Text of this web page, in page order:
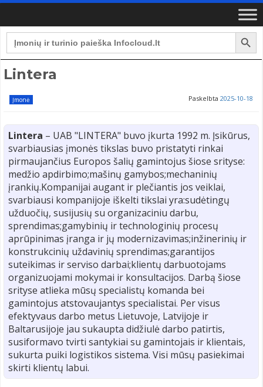
Search
for:
Search Button
Lintera
Įmonė Paskelbta 2025-10-18
Lintera – UAB "LINTERA" buvo įkurta 1992 m. Įsikūrus,
svarbiausias įmonės tikslas buvo pristatyti rinkai
pirmaujančius Europos šalių gamintojus šiose srityse:
medžio apdirbimo;mašinų gamybos;mechaninių
įrankių.Kompanijai augant ir plečiantis jos veiklai,
svarbiausi kompanijoje iškelti tikslai yra:sudėtingų
užduočių, susijusių su organizaciniu darbu,
sprendimas;gamybinių ir technologinių procesų
aprūpinimas įranga ir jų modernizavimas;inžinerinių ir
konstrukcinių uždavinių sprendimas;garantijos
suteikimas ir serviso darbai;klientų darbuotojams
organizuojami mokymai ir konsultacijos. Darbą šiose
srityse atlieka mūsų specialistų komanda bei
gamintojus atstovaujantys specialistai. Per visus
efektyvaus darbo metus Lietuvoje, Latvijoje ir
Baltarusijoje jau sukaupta didžiulė darbo patirtis,
susiformavo tvirti santykiai su gamintojais ir klientais,
sukurta puiki logistikos sistema. Visi mūsų pasiekimai
skirti klientų labui.